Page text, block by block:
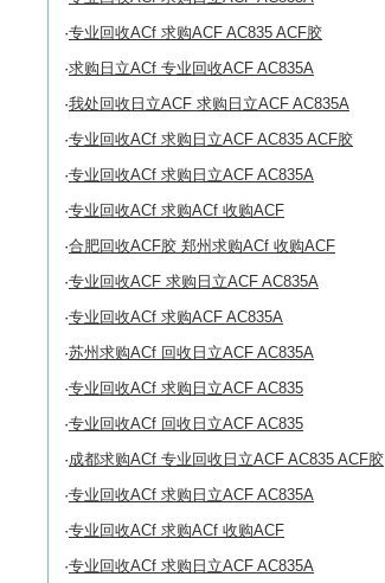
·专业回收ACf 求购ACF AC835 ACF胶
·求购日立ACf 专业回收ACF AC835A
·我处回收日立ACF 求购日立ACF AC835A
·专业回收ACf 求购日立ACF AC835 ACF胶
·专业回收ACf 求购日立ACF AC835A
·专业回收ACf 求购ACf 收购ACF
·合肥回收ACF胶 郑州求购ACf 收购ACF
·专业回收ACF 求购日立ACF AC835A
·专业回收ACf 求购ACF AC835A
·苏州求购ACf 回收日立ACF AC835A
·专业回收ACf 求购日立ACF AC835
·专业回收ACf 回收日立ACF AC835
·成都求购ACf 专业回收日立ACF AC835 ACF胶
·专业回收ACf 求购日立ACF AC835A
·专业回收ACf 求购ACf 收购ACF
·专业回收ACf 求购日立ACF AC835A